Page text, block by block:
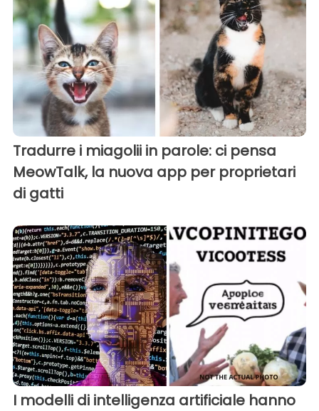
Tradurre i miagolii in parole: ci pensa
MeowTalk, la nuova app per proprietari
di gatti
I modelli di intelligenza artificiale hanno